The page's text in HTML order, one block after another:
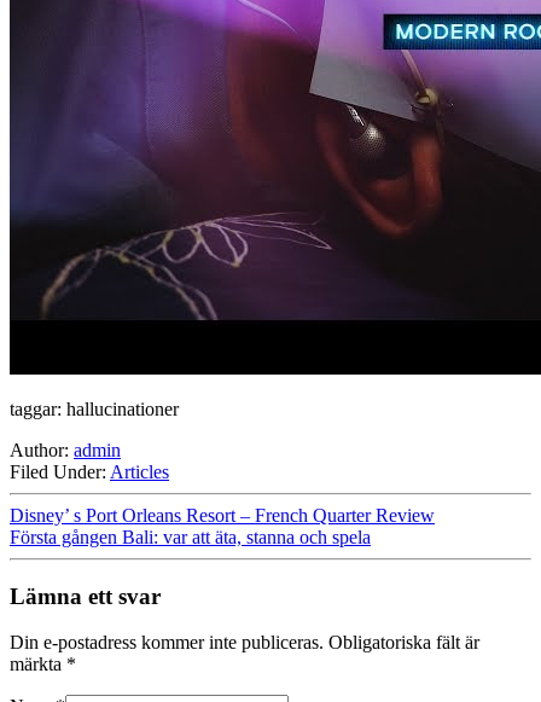
taggar: hallucinationer
Author: admin
Filed Under: Articles
Disney’ s Port Orleans Resort – French Quarter Review
Första gången Bali: var att äta, stanna och spela
Lämna ett svar
Din e-postadress kommer inte publiceras. Obligatoriska fält är
märkta *